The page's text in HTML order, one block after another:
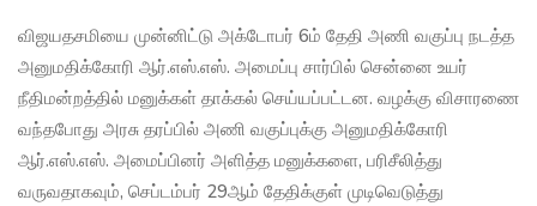
விஜயதசமியை முன்னிட்டு அக்டோபர் 6ம் தேதி அணி வகுப்பு நடத்த
அனுமதிக்கோரி ஆர்.எஸ்.எஸ். அமைப்பு சார்பில் சென்னை உயர்
நீதிமன்றத்தில் மனுக்கள் தாக்கல் செய்யப்பட்டன. வழக்கு விசாரணை
வந்தபோது அரசு தரப்பில் அணி வகுப்புக்கு அனுமதிக்கோரி
ஆர்.எஸ்.எஸ். அமைப்பினர் அளித்த மனுக்களை, பரிசீலித்து
வருவதாகவும், செப்டம்பர் 29ஆம் தேதிக்குள் முடிவெடுத்து